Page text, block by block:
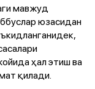
мавжуд
юзасидан
ҳал этиш ва
қилади.